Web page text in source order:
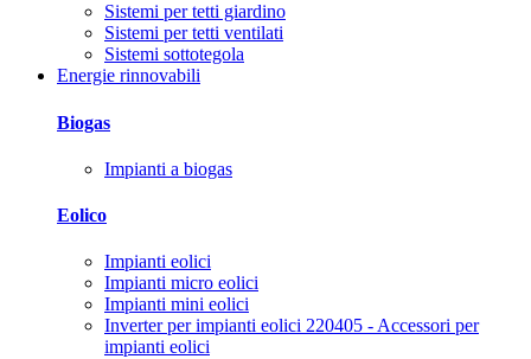
Sistemi per tetti giardino
Sistemi per tetti ventilati
Sistemi sottotegola
Energie rinnovabili
Biogas
Impianti a biogas
Eolico
Impianti eolici
Impianti micro eolici
Impianti mini eolici
Inverter per impianti eolici 220405 - Accessori per
impianti eolici